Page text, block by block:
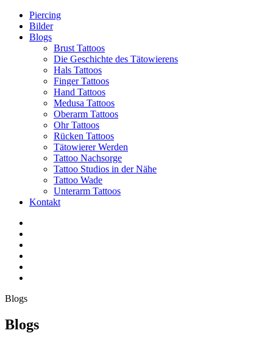
Piercing
Bilder
Blogs
Brust Tattoos
Die Geschichte des Tätowierens
Hals Tattoos
Finger Tattoos
Hand Tattoos
Medusa Tattoos
Oberarm Tattoos
Ohr Tattoos
Rücken Tattoos
Tätowierer Werden
Tattoo Nachsorge
Tattoo Studios in der Nähe
Tattoo Wade
Unterarm Tattoos
Kontakt
Blogs
Blogs